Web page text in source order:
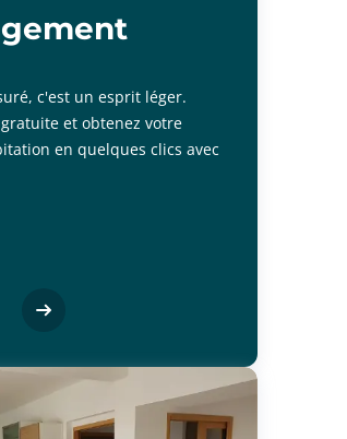
c'est un esprit léger.
et obtenez votre
en quelques clics avec